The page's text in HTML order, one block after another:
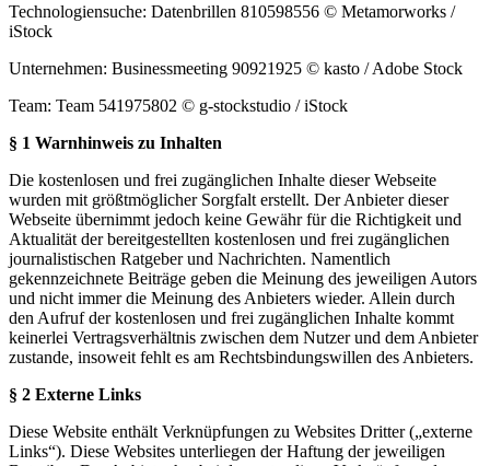
Technologiensuche: Datenbrillen 810598556 © Metamorworks /
iStock
Unternehmen: Businessmeeting 90921925 © kasto / Adobe Stock
Team: Team 541975802 © g-stockstudio / iStock
§ 1 Warnhinweis zu Inhalten
Die kostenlosen und frei zugänglichen Inhalte dieser Webseite
wurden mit größtmöglicher Sorgfalt erstellt. Der Anbieter dieser
Webseite übernimmt jedoch keine Gewähr für die Richtigkeit und
Aktualität der bereitgestellten kostenlosen und frei zugänglichen
journalistischen Ratgeber und Nachrichten. Namentlich
gekennzeichnete Beiträge geben die Meinung des jeweiligen Autors
und nicht immer die Meinung des Anbieters wieder. Allein durch
den Aufruf der kostenlosen und frei zugänglichen Inhalte kommt
keinerlei Vertragsverhältnis zwischen dem Nutzer und dem Anbieter
zustande, insoweit fehlt es am Rechtsbindungswillen des Anbieters.
§ 2 Externe Links
Diese Website enthält Verknüpfungen zu Websites Dritter („externe
Links“). Diese Websites unterliegen der Haftung der jeweiligen